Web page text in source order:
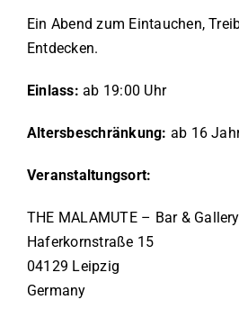
Ein Abend zum Eintauchen,
Entdecken.
Einlass: ab 19:00 Uhr
Altersbeschränkung: ab 16
Veranstaltungsort:
THE MALAMUTE – Bar & Gallery
Haferkornstraße 15
04129 Leipzig
Germany